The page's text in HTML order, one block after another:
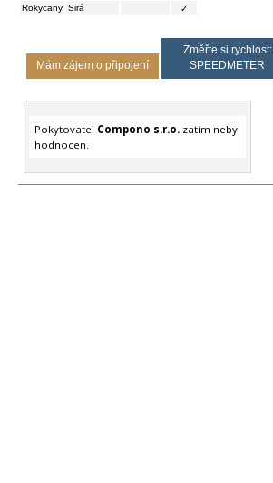
Rokycany Sirá ✓
Mám zájem o připojení
Změřte si rychlost:
SPEEDMETER
Pokytovatel Compono s.r.o.zatím nebyl
hodnocen.